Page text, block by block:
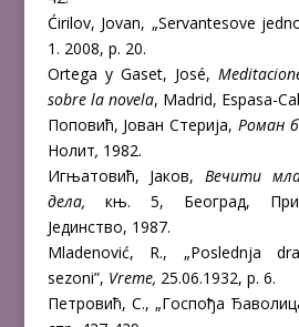
Ćirilov, Jovan, „Servantesove
1. 2008, p. 20.
Ortega y Gaset, José,
sobre la novela, Madrid, Espasa-
Поповић, Јован Стерија, Роман
Нолит, 1982.
Игњатовић, Јаков, Вечити
дела, књ. 5, Београд,
Јединство, 1987.
Mladenović, R., „Poslednja
sezoni”, Vreme, 25.06.1932, p. 6.
Петровић, С., „Госпођа